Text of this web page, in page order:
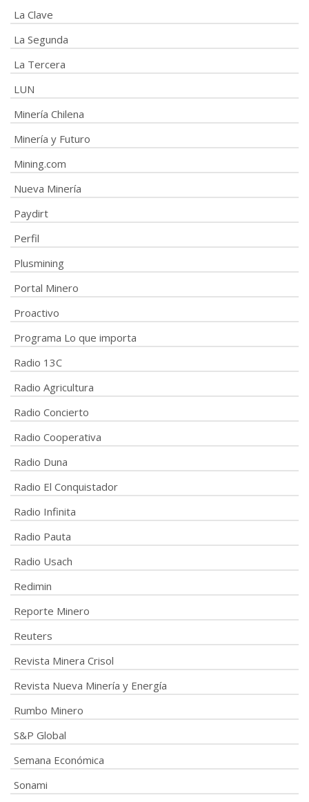
La Clave
La Segunda
La Tercera
LUN
Minería Chilena
Minería y Futuro
Mining.com
Nueva Minería
Paydirt
Perfil
Plusmining
Portal Minero
Proactivo
Programa Lo que importa
Radio 13C
Radio Agricultura
Radio Concierto
Radio Cooperativa
Radio Duna
Radio El Conquistador
Radio Infinita
Radio Pauta
Radio Usach
Redimin
Reporte Minero
Reuters
Revista Minera Crisol
Revista Nueva Minería y Energía
Rumbo Minero
S&P Global
Semana Económica
Sonami